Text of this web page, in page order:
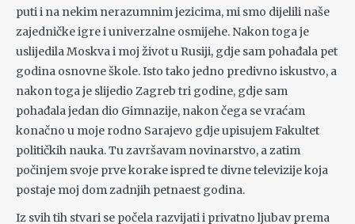
puti i na nekim nerazumnim jezicima, mi smo dijelili naše
zajedničke igre i univerzalne osmijehe. Nakon toga je
uslijedila Moskva i moj život u Rusiji, gdje sam pohađala pet
godina osnovne škole. Isto tako jedno predivno iskustvo, a
nakon toga je slijedio Zagreb tri godine, gdje sam
pohađala jedan dio Gimnazije, nakon čega se vraćam
konačno u moje rodno Sarajevo gdje upisujem Fakultet
političkih nauka. Tu završavam novinarstvo, a zatim
počinjem svoje prve korake ispred te divne televizije koja
postaje moj dom zadnjih petnaest godina.
Iz svih tih stvari se počela razvijati i privatno ljubav prema